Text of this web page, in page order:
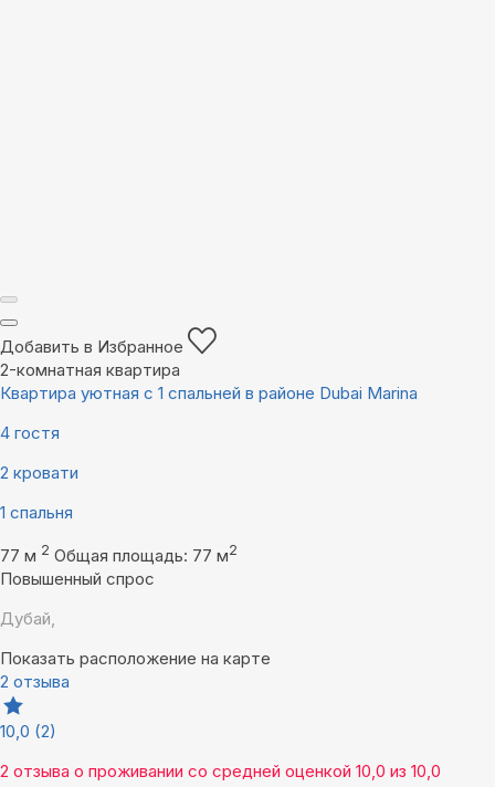
Добавить в Избранное
2-комнатная квартира
Квартира уютная с 1 спальней в районе Dubai Marina
4 гостя
2 кровати
1 спальня
77 м 2 Общая площадь: 77 м2
Повышенный спрос
Дубай,
Показать расположение на карте
2 отзыва
10,0 (2)
2 отзыва о проживании со средней оценкой 10,0 из 10,0